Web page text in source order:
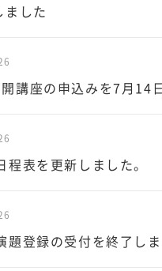
した
講座の申込みを7月14
表を更新しました。
登録の受付を終了しま